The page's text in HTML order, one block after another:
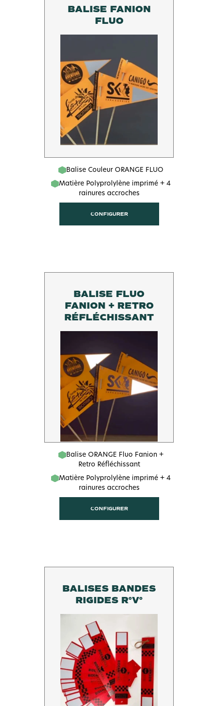
BALISE FANION
FLUO
Balise Couleur ORANGE FLUO
Matière Polyprolylène imprimé + 4
rainures accroches
CONFIGURER
BALISE FLUO
FANION + RETRO
RÉFLÉCHISSANT
Balise ORANGE Fluo Fanion +
Retro Réfléchissant
Matière Polyprolylène imprimé + 4
rainures accroches
CONFIGURER
BALISES BANDES
RIGIDES R°V°